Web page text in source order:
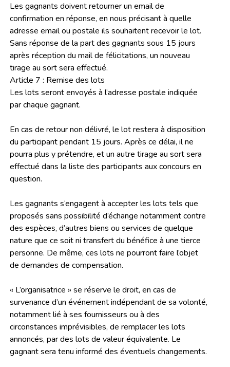
Les gagnants doivent retourner un email de
confirmation en réponse, en nous précisant à quelle
adresse email ou postale ils souhaitent recevoir le lot.
Sans réponse de la part des gagnants sous 15 jours
après réception du mail de félicitations, un nouveau
tirage au sort sera effectué.
Article 7 : Remise des lots
Les lots seront envoyés à l’adresse postale indiquée
par chaque gagnant.
En cas de retour non délivré, le lot restera à disposition
du participant pendant 15 jours. Après ce délai, il ne
pourra plus y prétendre, et un autre tirage au sort sera
effectué dans la liste des participants aux concours en
question.
Les gagnants s‘engagent à accepter les lots tels que
proposés sans possibilité d’échange notamment contre
des espèces, d’autres biens ou services de quelque
nature que ce soit ni transfert du bénéfice à une tierce
personne. De même, ces lots ne pourront faire l’objet
de demandes de compensation.
« L’organisatrice » se réserve le droit, en cas de
survenance d’un événement indépendant de sa volonté,
notamment lié à ses fournisseurs ou à des
circonstances imprévisibles, de remplacer les lots
annoncés, par des lots de valeur équivalente. Le
gagnant sera tenu informé des éventuels changements.